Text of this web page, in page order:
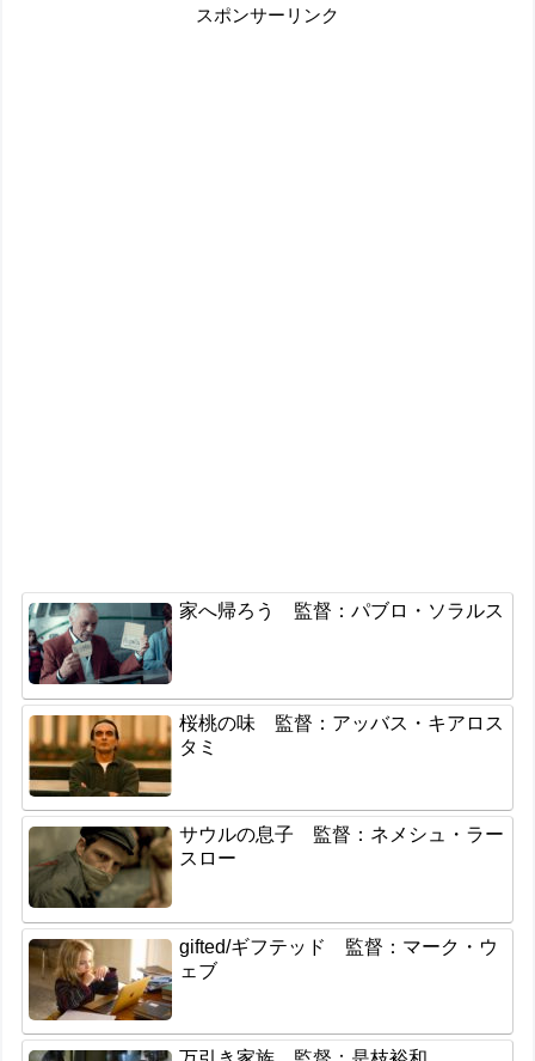
スポンサーリンク
家へ帰ろう 監督：パブロ・ソラルス
桜桃の味 監督：アッバス・キアロス
タミ
サウルの息子 監督：ネメシュ・ラー
スロー
gifted/ギフテッド 監督：マーク・ウ
ェブ